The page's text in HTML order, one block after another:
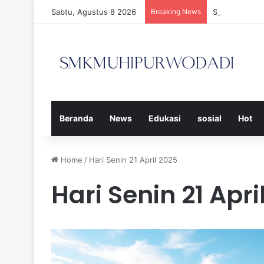
Sabtu, Agustus 8 2026 Breaking News Strategi
Beranda News Edukasi sosial Hot
Home / Hari Senin 21 April 2025
Hari Senin 21